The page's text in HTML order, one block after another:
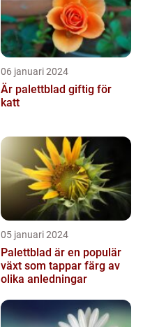
06 januari 2024
Är palettblad giftig för
katt
05 januari 2024
Palettblad är en populär
växt som tappar färg av
olika anledningar